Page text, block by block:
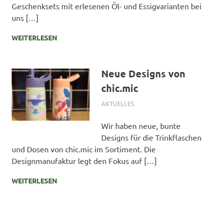
Geschenksets mit erlesenen Öl- und Essigvarianten bei
uns […]
WEITERLESEN
Neue Designs von
chic.mic
2. MÄRZ 2025
SIMONE SCHMIDT
AKTUELLES
Wir haben neue, bunte
Designs für die Trinkflaschen
und Dosen von chic.mic im Sortiment. Die
Designmanufaktur legt den Fokus auf […]
WEITERLESEN